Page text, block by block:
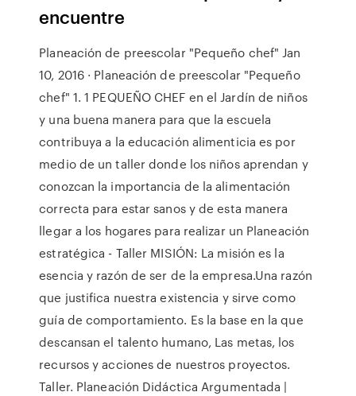
encuentre
Planeación de preescolar "Pequeño chef" Jan
10, 2016 · Planeación de preescolar "Pequeño
chef" 1. 1 PEQUEÑO CHEF en el Jardín de niños
y una buena manera para que la escuela
contribuya a la educación alimenticia es por
medio de un taller donde los niños aprendan y
conozcan la importancia de la alimentación
correcta para estar sanos y de esta manera
llegar a los hogares para realizar un Planeación
estratégica - Taller MISIÓN: La misión es la
esencia y razón de ser de la empresa.Una razón
que justifica nuestra existencia y sirve como
guía de comportamiento. Es la base en la que
descansan el talento humano, Las metas, los
recursos y acciones de nuestros proyectos.
Taller. Planeación Didáctica Argumentada |